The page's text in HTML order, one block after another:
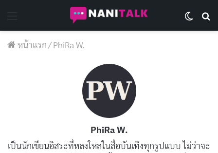
หน้าแรก/PhiRa W.
PhiRa W.
เป็นนักเขียนอิสระที่หลงใหลในสื่อบันเทิงทุกรูปแบบ ไม่ว่าจะ